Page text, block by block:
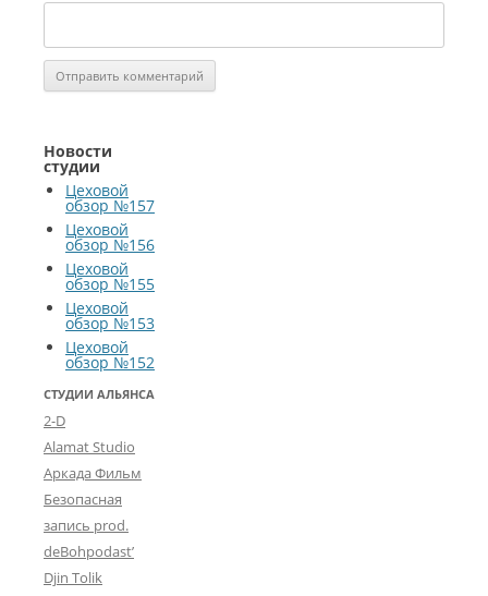
Новости
студии
Цеховой
обзор №157
Цеховой
обзор №156
Цеховой
обзор №155
Цеховой
обзор №153
Цеховой
обзор №152
СТУДИИ АЛЬЯНСА
2-D
Alamat Studio
Аркада Фильм
Безопасная
запись prod.
deBohpodast’
Djin Tolik